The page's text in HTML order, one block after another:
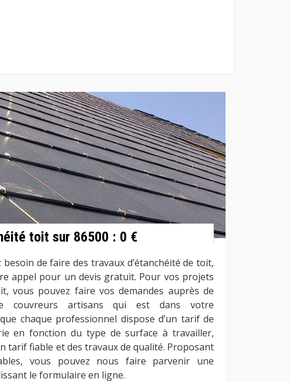
toit sur 86500 : 0 €
besoin de faire des travaux d’étanchéité de toit,
appel pour un devis gratuit. Pour vos projets
vous pouvez faire vos demandes auprès de
couvreurs artisans qui est dans votre
chaque professionnel dispose d’un tarif de
en fonction du type de surface à travailler,
tarif fiable et des travaux de qualité. Proposant
vous pouvez nous faire parvenir une
le formulaire en ligne.